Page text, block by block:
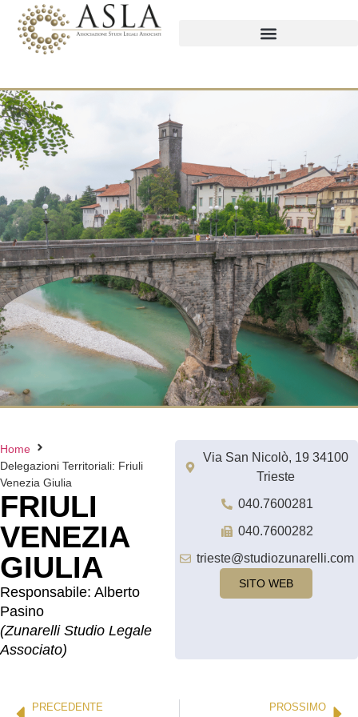
Home
Delegazioni Territoriali: Friuli
Venezia Giulia
FRIULI
VENEZIA
GIULIA
Responsabile: Alberto
Pasino
(Zunarelli Studio Legale
Associato)
Via San Nicolò, 19 34100
Trieste
040.7600281
040.7600282
trieste@studiozunarelli.com
SITO WEB
PRECEDENTE PROSSIMO